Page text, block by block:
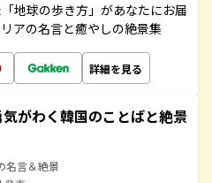
地球の歩き方」があなたにお届
アの名言と癒やしの絶景集
詳細を見る
がわく韓国のことばと絶景
名言＆絶景